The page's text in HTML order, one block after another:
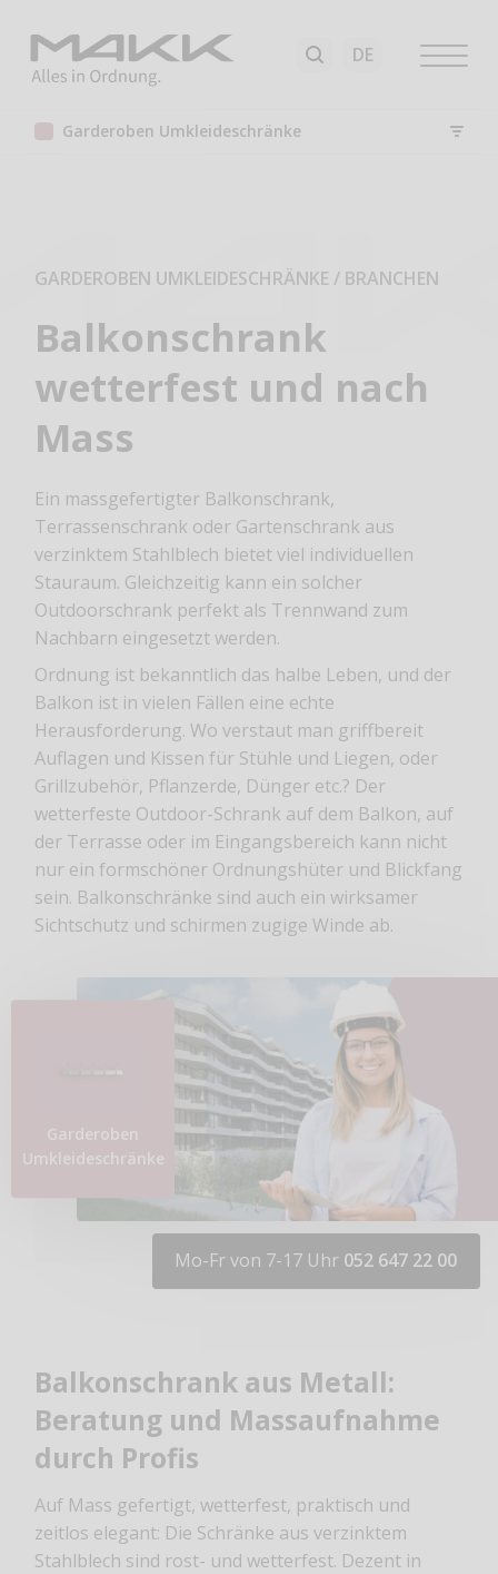
Garderoben Umkleideschränke
GARDEROBEN UMKLEIDESCHRÄNKE / BRANCHEN
Balkonschrank
wetterfest und nach
Mass
Ein massgefertigter Balkonschrank,
Terrassenschrank oder Gartenschrank aus
verzinktem Stahlblech bietet viel individuellen
Stauraum. Gleichzeitig kann ein solcher
Outdoorschrank perfekt als Trennwand zum
Nachbarn eingesetzt werden.
Ordnung ist bekanntlich das halbe Leben, und der
Balkon ist in vielen Fällen eine echte
Herausforderung. Wo verstaut man griffbereit
Auflagen und Kissen für Stühle und Liegen, oder
Grillzubehör, Pflanzerde, Dünger etc.? Der
wetterfeste Outdoor-Schrank auf dem Balkon, auf
der Terrasse oder im Eingangsbereich kann nicht
nur ein formschöner Ordnungshüter und Blickfang
sein. Balkonschränke sind auch ein wirksamer
Sichtschutz und schirmen zugige Winde ab.
Garderoben
Umkleideschränke
Mo-Fr von 7-17 Uhr 052 647 22 00
Balkonschrank aus Metall:
Beratung und Massaufnahme
durch Profis
Auf Mass gefertigt, wetterfest, praktisch und
zeitlos elegant: Die Schränke aus verzinktem
Stahlblech sind rost- und wetterfest. Dezent in